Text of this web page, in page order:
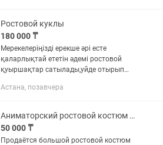
Ростовой куклы
180 000 ₸
Мерекелеріңізді ерекше әрі есте
қаларлықтай ететін әдемі ростовой
қуыршақтар сатылады,уйде отырып
беріп табыс көзін табуға болады. Қоян
Астана, позавчера
Аниматорский ростовой костюм Белого медведя
50 000 ₸
Продаётся большой ростовой костюм